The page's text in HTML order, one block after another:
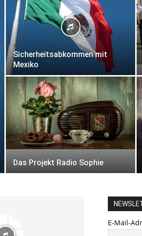
Sicherheitsabkommen mit
Mexiko
Das Projekt Radio Sophie
E-Mail-